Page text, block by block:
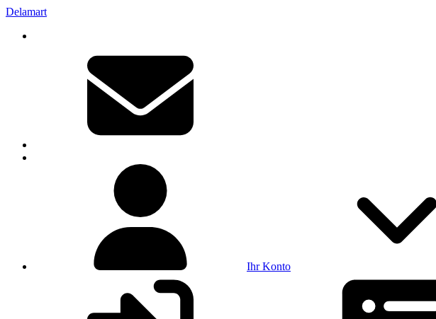
Delamart
Ihr Konto